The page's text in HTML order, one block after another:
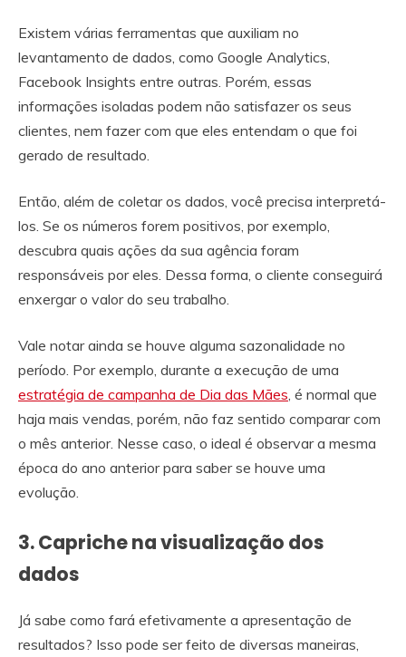
Existem várias ferramentas que auxiliam no
levantamento de dados, como Google Analytics,
Facebook Insights entre outras. Porém, essas
informações isoladas podem não satisfazer os seus
clientes, nem fazer com que eles entendam o que foi
gerado de resultado.
Então, além de coletar os dados, você precisa interpretá-
los. Se os números forem positivos, por exemplo,
descubra quais ações da sua agência foram
responsáveis por eles. Dessa forma, o cliente conseguirá
enxergar o valor do seu trabalho.
Vale notar ainda se houve alguma sazonalidade no
período. Por exemplo, durante a execução de uma
estratégia de campanha de Dia das Mães , é normal que
haja mais vendas, porém, não faz sentido comparar com
o mês anterior. Nesse caso, o ideal é observar a mesma
época do ano anterior para saber se houve uma
evolução.
3. Capriche na visualização dos
dados
Já sabe como fará efetivamente a apresentação de
resultados? Isso pode ser feito de diversas maneiras,